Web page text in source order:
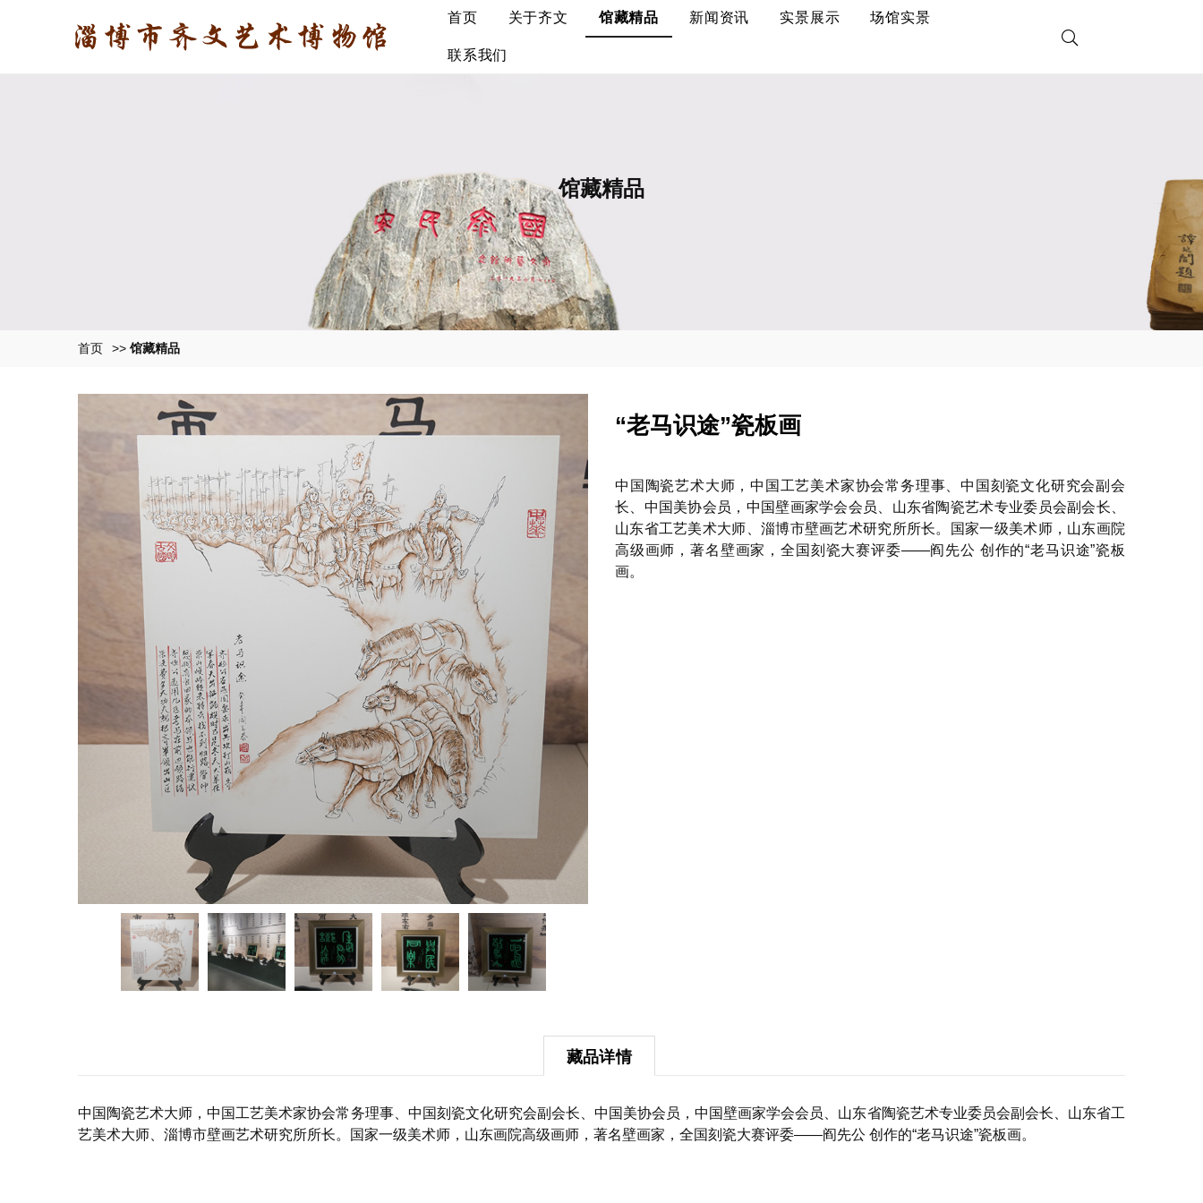
首页 关于齐文 馆藏精品 新闻资讯 实景展示 场馆实景
联系我们
馆藏精品
首页 >> 馆藏精品
“老马识途”瓷板画
中国陶瓷艺术大师，中国工艺美术家协会常务理事、中国刻瓷文化研究会副会
长、中国美协会员，中国壁画家学会会员、山东省陶瓷艺术专业委员会副会长、
山东省工艺美术大师、淄博市壁画艺术研究所所长。国家一级美术师，山东画院
高级画师，著名壁画家，全国刻瓷大赛评委——阎先公 创作的“老马识途”瓷板
画。
藏品详情
中国陶瓷艺术大师，中国工艺美术家协会常务理事、中国刻瓷文化研究会副会长、中国美协会员，中国壁画家学会会员、山东省陶瓷艺术专业委员会副会长、山东省工
艺美术大师、淄博市壁画艺术研究所所长。国家一级美术师，山东画院高级画师，著名壁画家，全国刻瓷大赛评委——阎先公 创作的“老马识途”瓷板画。